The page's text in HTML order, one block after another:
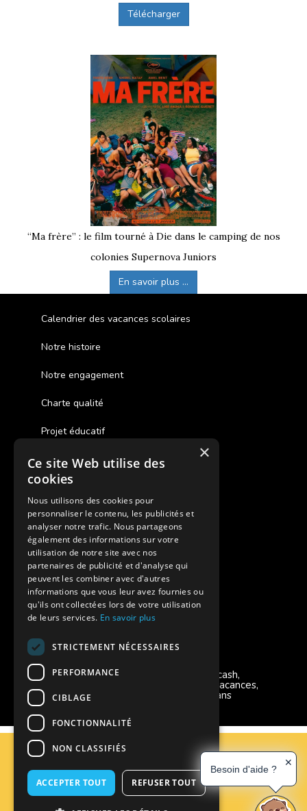
Télécharger
“Ma frère” : le film tourné à Die dans le camping de nos
colonies Supernova Juniors
En savoir plus ...
Calendrier des vacances scolaires
Notre histoire
Notre engagement
Charte qualité
Projet éducatif
Des colonies de vacances inclusives
Assurances annulations
Aides financières pour partir en colonie
Charte de confidentialité
Vacances Adaptées Adulte Supernova
Modes de règlement acceptés
Chèque, Virement, Espèces, Mandats cash,
Bons CAF, Conseil général, Chèques vacances,
Carte bancaire, Prise en charge reçu sans
règlement, Prélèvement, Pass Colo
Plan du site
Espace Professionnels
×
Ce site Web utilise des
cookies
Nous utilisons des cookies pour
personnaliser le contenu, les publicités et
analyser notre trafic. Nous partageons
également des informations sur votre
utilisation de notre site avec nos
partenaires de publicité et d'analyse qui
peuvent les combiner avec d'autres
informations que vous leur avez fournies ou
qu'ils ont collectées lors de votre utilisation
de leurs services. En savoir plus
STRICTEMENT NÉCESSAIRES
PERFORMANCE
CIBLAGE
FONCTIONNALITÉ
NON CLASSIFIÉS
ACCEPTER TOUT REFUSER TOUT
Besoin d'aide ?
✕